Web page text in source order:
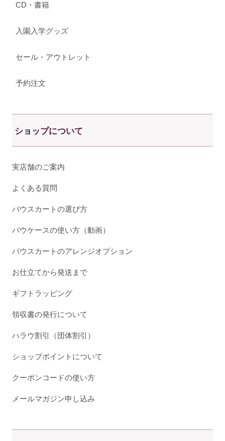
CD・書籍
入園入学グッズ
セール・アウトレット
予約注文
ショップについて
実店舗のご案内
よくある質問
パウスカートの選び方
パウケースの使い方（動画）
パウスカートのアレンジオプション
お仕立てから発送まで
ギフトラッピング
領収書の発行について
ハラウ割引（団体割引）
ショップポイントについて
クーポンコードの使い方
メールマガジン申し込み